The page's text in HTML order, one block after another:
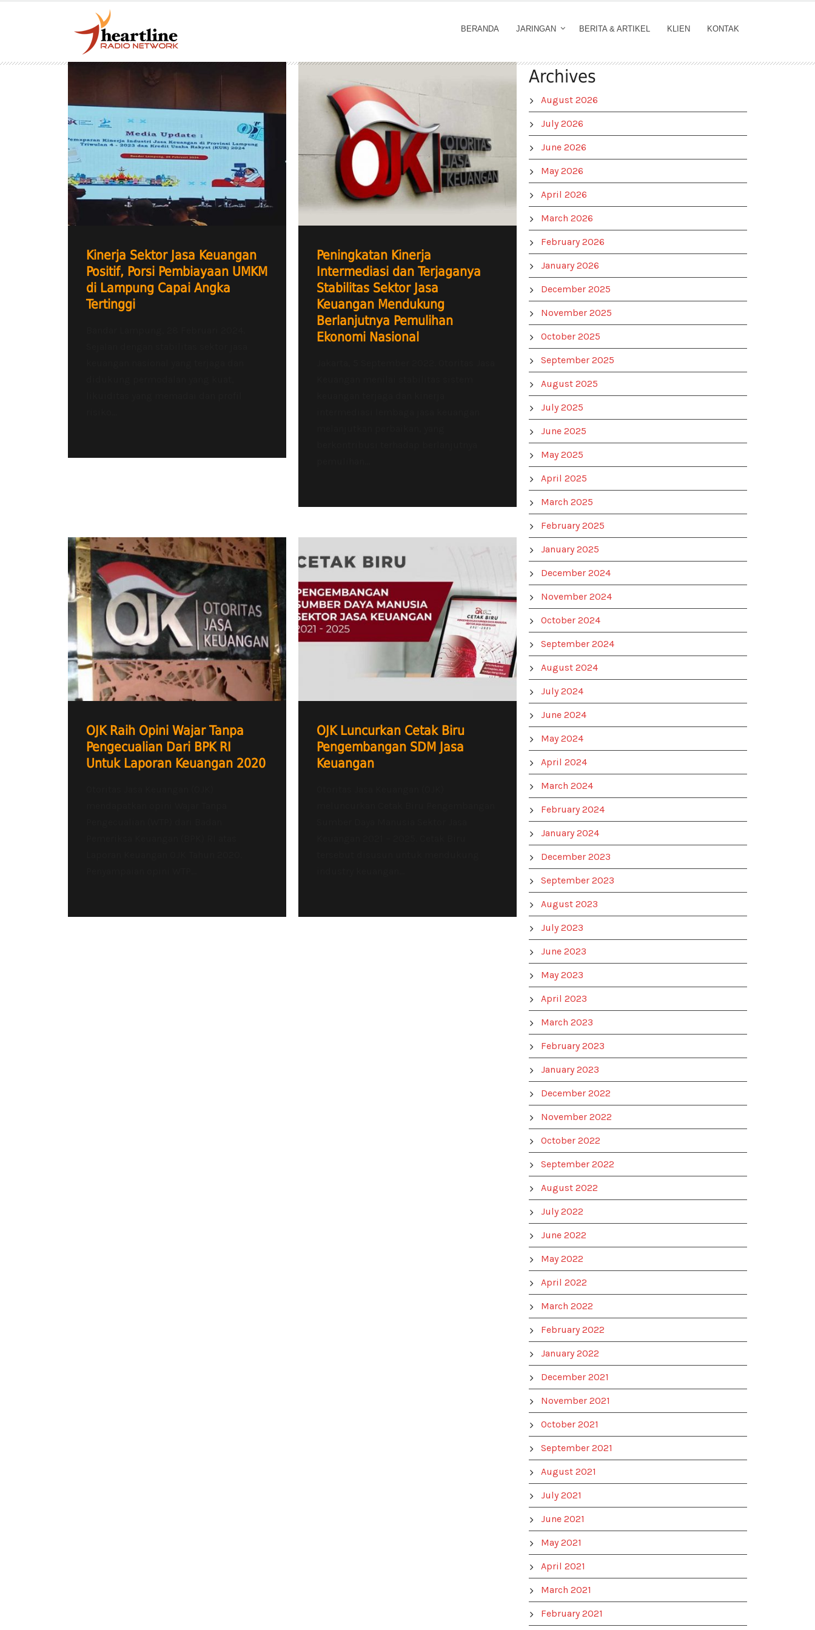
BERANDA JARINGAN BERITA & ARTIKEL KLIEN KONTAK
Kinerja Sektor Jasa Keuangan
Positif, Porsi Pembiayaan UMKM
di Lampung Capai Angka
Tertinggi
Peningkatan Kinerja
Intermediasi dan Terjaganya
Stabilitas Sektor Jasa
Keuangan Mendukung
Berlanjutnya Pemulihan
Ekonomi Nasional
OJK Raih Opini Wajar Tanpa
Pengecualian Dari BPK RI
Untuk Laporan Keuangan 2020
OJK Luncurkan Cetak Biru
Pengembangan SDM Jasa
Keuangan
Archives
August 2026
July 2026
June 2026
May 2026
April 2026
March 2026
February 2026
January 2026
December 2025
November 2025
October 2025
September 2025
August 2025
July 2025
June 2025
May 2025
April 2025
March 2025
February 2025
January 2025
December 2024
November 2024
October 2024
September 2024
August 2024
July 2024
June 2024
May 2024
April 2024
March 2024
February 2024
January 2024
December 2023
September 2023
August 2023
July 2023
June 2023
May 2023
April 2023
March 2023
February 2023
January 2023
December 2022
November 2022
October 2022
September 2022
August 2022
July 2022
June 2022
May 2022
April 2022
March 2022
February 2022
January 2022
December 2021
November 2021
October 2021
September 2021
August 2021
July 2021
June 2021
May 2021
April 2021
March 2021
February 2021